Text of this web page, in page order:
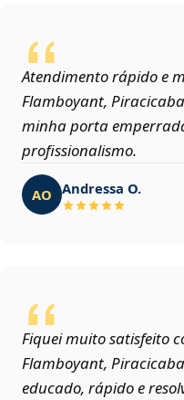
Atendimento rápido e
Flamboyant,
minha porta
profissionalismo.
AO Andressa O.
Fiquei muito satisfeito
Flamboyant,
educado, rápido e